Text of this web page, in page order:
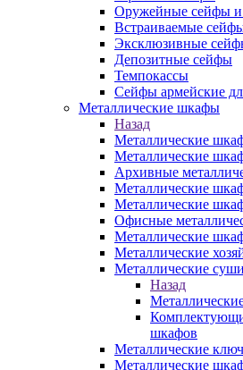
Оружейные сейфы
Встраиваемые
Эксклюзивные
Депозитные сейфы
Темпокассы
Сейфы армейские
Металлические шкафы
Назад
Металлические
Металлические
Архивные
Металлические
Металлические
Офисные
Металлические
Металлические
Металлические
Назад
шкафов
Металлические
Металлические